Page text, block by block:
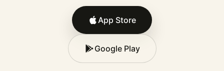
App Store
Google Play